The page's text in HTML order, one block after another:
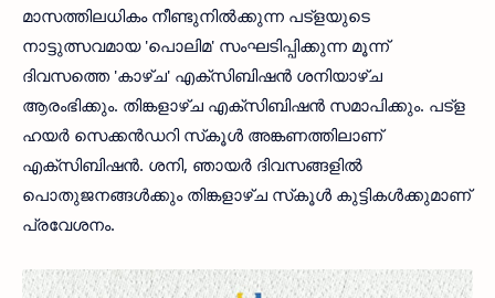
മാസത്തിലധികം നീണ്ടുനില്‍ക്കുന്ന പട്‌ളയുടെ
നാട്ടുത്സവമായ 'പൊലിമ' സംഘടിപ്പിക്കുന്ന മൂന്ന്
ദിവസത്തെ 'കാഴ്ച' എക്‌സിബിഷന്‍ ശനിയാഴ്ച
ആരംഭിക്കും. തിങ്കളാഴ്ച എക്‌സിബിഷന്‍ സമാപിക്കും. പട്‌ള
ഹയര്‍ സെക്കന്‍ഡറി സ്‌കൂള്‍ അങ്കണത്തിലാണ്
എക്‌സിബിഷന്‍. ശനി, ഞായര്‍ ദിവസങ്ങളില്‍
പൊതുജനങ്ങള്‍ക്കും തിങ്കളാഴ്ച സ്‌കൂള്‍ കുട്ടികള്‍ക്കുമാണ്
പ്രവേശനം.